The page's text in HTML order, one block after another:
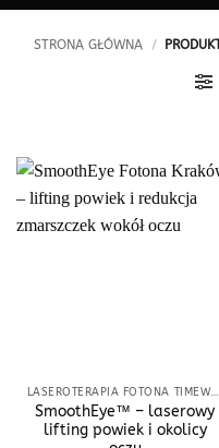
STRONA GŁÓWNA /
LASEROTERAPIA FOTONA TIMEWALKER®
SmoothEye™ – laserowy
lifting powiek i okolicy